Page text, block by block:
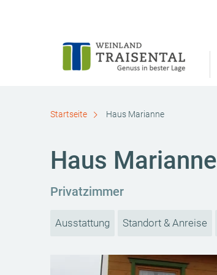
Startseite Haus Marianne
Haus Marianne
Privatzimmer
Ausstattung Standort & Anreise